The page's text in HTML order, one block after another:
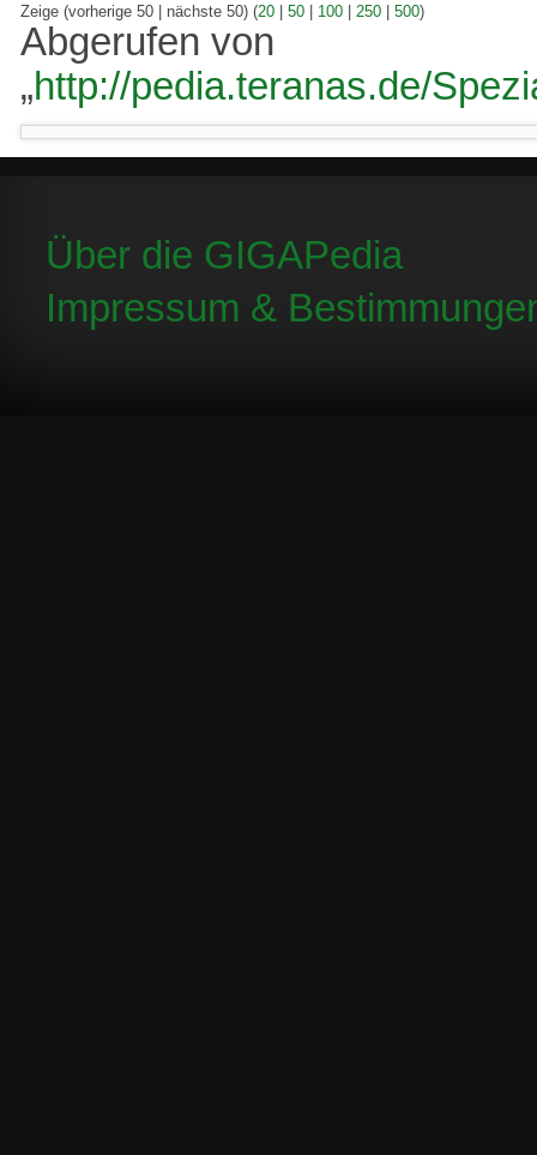
Zeige (vorherige 50 | nächste 50) (20 50 100 250 500)
Abgerufen von
„http://pedia.teranas.de/
Über die GIGAPedia
Impressum &